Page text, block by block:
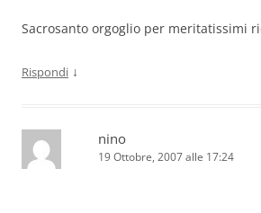
Sacrosanto orgoglio per meritatissimi
Rispondi ↓
nino
19 Ottobre, 2007 alle 17:24